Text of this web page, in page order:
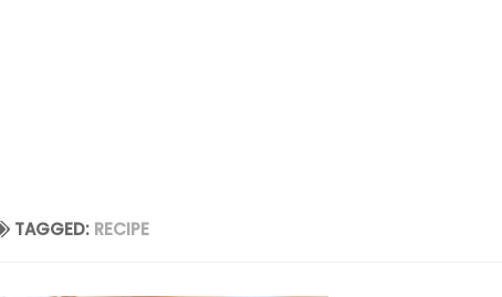
TAGGED: RECIPE